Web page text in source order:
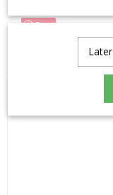
Save
Ook interessant